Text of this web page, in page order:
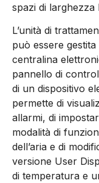
spazi di larghezza
L’unità di
può essere
centralina
pannello di
di un dispositivo
permette di
allarmi, di
modalità di
dell’aria e di
versione User
di temperatura e